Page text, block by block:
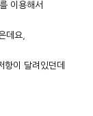
이용해서
데요,
이 달려있던데